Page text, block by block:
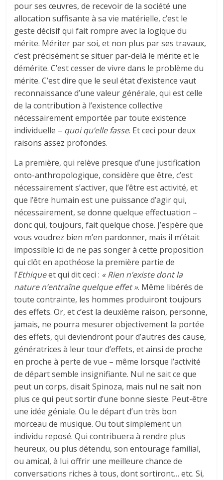
pour ses œuvres, de recevoir de la société une
allocation suffisante à sa vie matérielle, c’est le
geste décisif qui fait rompre avec la logique du
mérite. Mériter par soi, et non plus par ses travaux,
c’est précisément se situer par-delà le mérite et le
démérite. C’est cesser de vivre dans le problème du
mérite. C’est dire que le seul état d’existence vaut
reconnaissance d’une valeur générale, qui est celle
de la contribution à l’existence collective
nécessairement emportée par toute existence
individuelle – quoi qu’elle fasse. Et ceci pour deux
raisons assez profondes.
La première, qui relève presque d’une justification
onto-anthropologique, considère que être, c’est
nécessairement s’activer, que l’être est activité, et
que l’être humain est une puissance d’agir qui,
nécessairement, se donne quelque effectuation –
donc qui, toujours, fait quelque chose. J’espère que
vous voudrez bien m’en pardonner, mais il m’était
impossible ici de ne pas songer à cette proposition
qui clôt en apothéose la première partie de
l’Ethiqueet qui dit ceci : « Rien n’existe dont la
nature n’entraîne quelque effet ». Même libérés de
toute contrainte, les hommes produiront toujours
des effets. Or, et c’est la deuxième raison, personne,
jamais, ne pourra mesurer objectivement la portée
des effets, qui deviendront pour d’autres des cause,
génératrices à leur tour d’effets, et ainsi de proche
en proche à perte de vue – même lorsque l’activité
de départ semble insignifiante. Nul ne sait ce que
peut un corps, disait Spinoza, mais nul ne sait non
plus ce qui peut sortir d’une bonne sieste. Peut-être
une idée géniale. Ou le départ d’un très bon
morceau de musique. Ou tout simplement un
individu reposé. Qui contribuera à rendre plus
heureux, ou plus détendu, son entourage familial,
ou amical, à lui offrir une meilleure chance de
conversations riches à tous, dont sortiront… etc. Si,